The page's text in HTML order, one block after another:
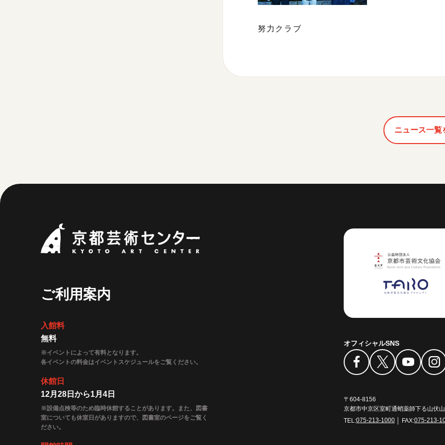
努力クラブ
ニュース一覧
ご利用案内
入館料
無料
※イベントによって有料となります。
各イベントの料金はイベントスケジュールをご覧ください。
休館日
12月28日から1月4日
※設備点検等のため臨時休館することがあります。また、図書
室についても休室日がありますので、図書室のページをご覧く
ださい。
オフィシャルSNS
〒604-8156
京都市中京区室町通蛸薬師下る山伏
TEL:075-213-1000 │ FAX:075-213-